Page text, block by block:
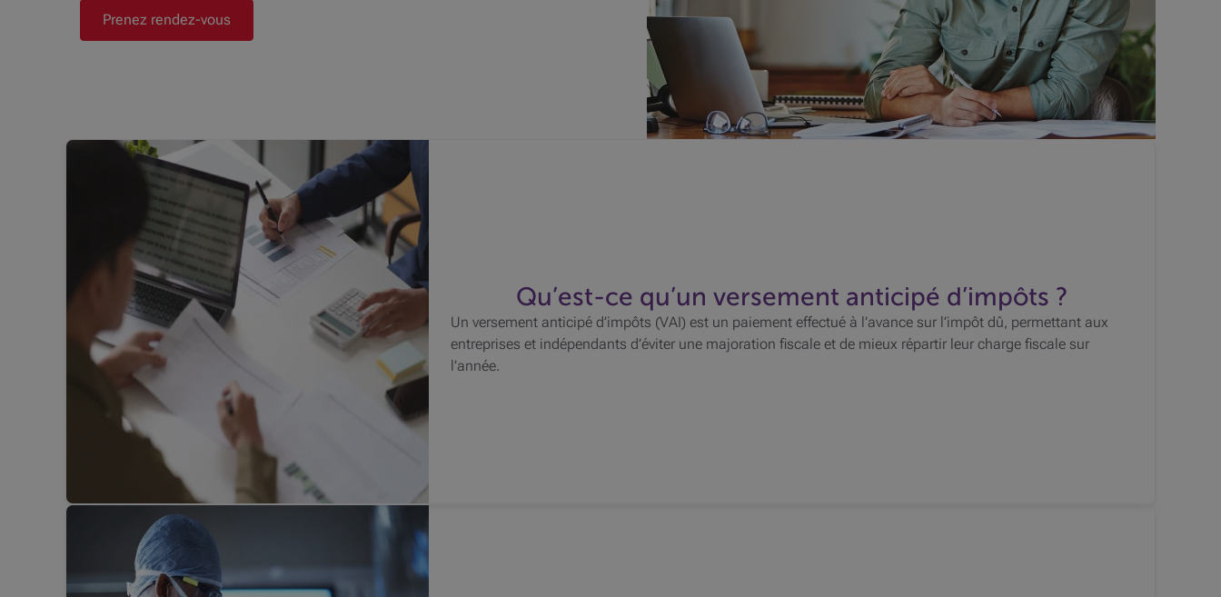
Prenez rendez-vous
Qu’est-ce qu’un versement anticipé d’impôts ?
Un versement anticipé d’impôts (VAI) est un paiement effectué à l’avance sur l’impôt dû, permettant aux
entreprises et indépendants d’éviter une majoration fiscale et de mieux répartir leur charge fiscale sur
l’année.